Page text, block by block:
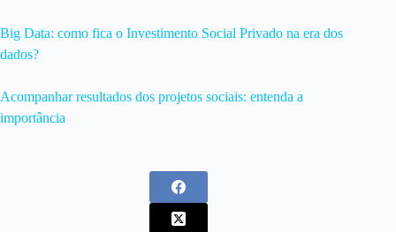
Big Data: como fica o Investimento Social Privado na era dos
dados?
Acompanhar resultados dos projetos sociais: entenda a
importância